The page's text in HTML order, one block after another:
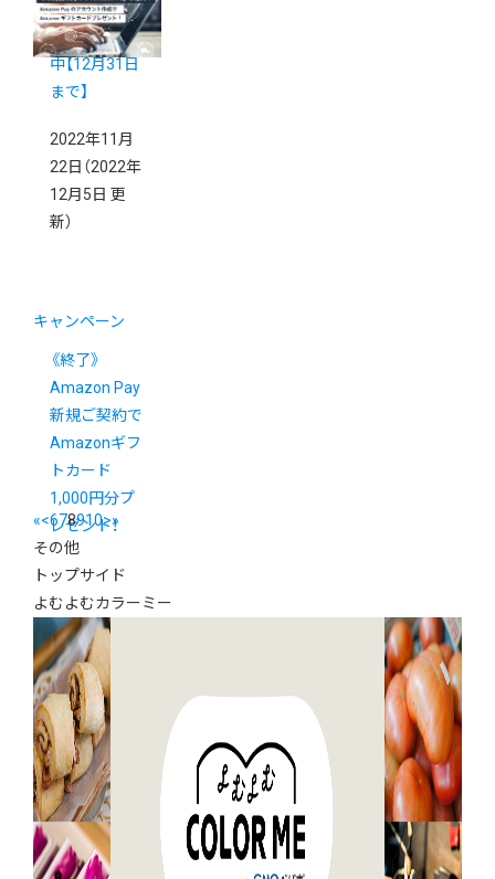
ト！年末キャ
ンペーン開催
中【12月31日
まで】
2022年11月
22日 （2022年
12月5日 更
新）
キャンペーン
《終了》
Amazon Pay
新規ご契約で
Amazonギフ
トカード
1,000円分プ
レゼント！
«<678910>»
その他
トップサイド
よむよむカラーミー